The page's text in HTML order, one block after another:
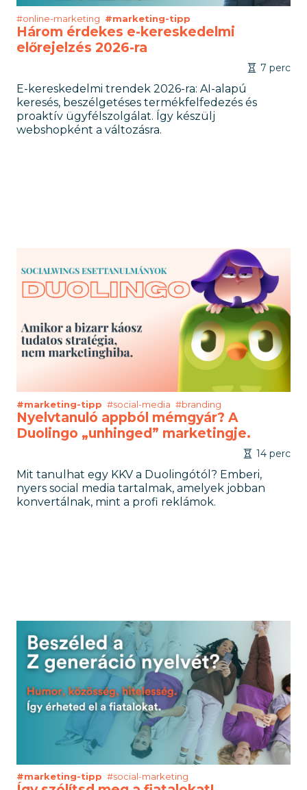
#online-marketing #marketing-tipp
Három érdekes e-kereskedelmi
előrejelzés 2026-ra
7 perc
E-kereskedelmi trendek 2026-ra: AI-alapú
keresés, beszélgetéses termékfelfedezés és
proaktív ügyfélszolgálat. Így készülj
webshopként a változásra.
#marketing-tipp #social-media #branding
Nyelvtanuló appból mémgyár? A
Duolingo „unhinged” marketingje.
14 perc
Mit tanulhat egy KKV a Duolingótól? Emberi,
nyers social media tartalmak, amelyek jobban
konvertálnak, mint a profi reklámok.
#marketing-tipp #social-marketing